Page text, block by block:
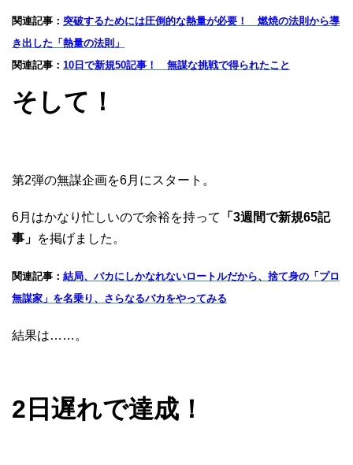
関連記事： 突破するためには圧倒的な熱量が必要！ 燃焼の法則から導
き出した「熱量の法則」
関連記事： 10日で新規50記事！ 無謀な挑戦で得られたこと
そして！
第2弾の無謀企画を6月にスタート。
6月はかなり忙しいので余裕を持って
「3週間で新規65記
事」 を掲げました。
関連記事： 結局、バカにしかなれないロートルだから、捨て身の「プロ
無謀家」を名乗り、さらなるバカをやってみる
結果は……。
2日遅れで達成！